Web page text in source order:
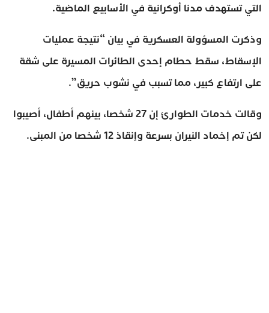
التي تستهدف مدنا أوكرانية في الأسابيع الماضية.
وذكرت المسؤولة العسكرية في بيان “نتيجة عمليات
الإسقاط، سقط حطام إحدى الطائرات المسيرة على شقة
على ارتفاع كبير، مما تسبب في نشوب حريق”.
وقالت خدمات الطوارئ إن 27 شخصا، بينهم أطفال، أصيبوا
لكن تم إخماد النيران بسرعة وإنقاذ 12 شخصا من المبنى.